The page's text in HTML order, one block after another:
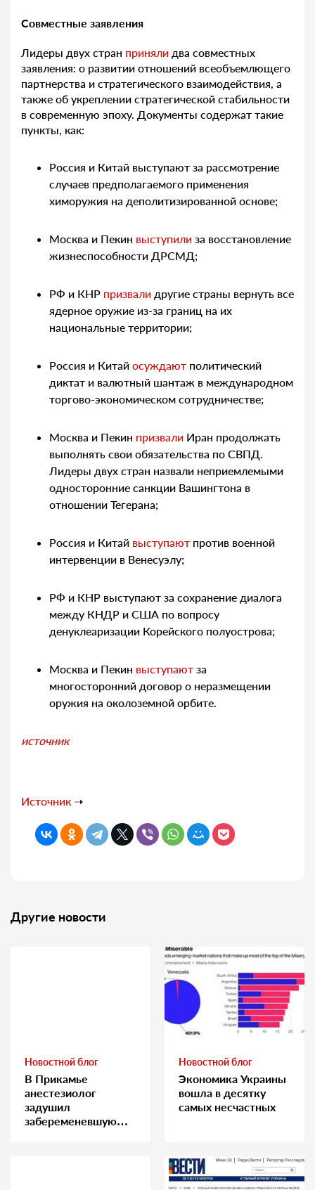
Совместные заявления
Лидеры двух стран приняли два совместных
заявления: о развитии отношений всеобъемлющего
партнерства и стратегического взаимодействия, а
также об укреплении стратегической стабильности
в современную эпоху. Документы содержат такие
пункты, как:
Россия и Китай выступают за рассмотрение
случаев предполагаемого применения
химоружия на деполитизированной основе;
Москва и Пекин выступили за восстановление
жизнеспособности ДРСМД;
РФ и КНР призвали другие страны вернуть все
ядерное оружие из-за границ на их
национальные территории;
Россия и Китай осуждают политический
диктат и валютный шантаж в международном
торгово-экономическом сотрудничестве;
Москва и Пекин призвали Иран продолжать
выполнять свои обязательства по СВПД.
Лидеры двух стран назвали неприемлемыми
односторонние санкции Вашингтона в
отношении Тегерана;
Россия и Китай выступают против военной
интервенции в Венесуэлу;
РФ и КНР выступают за сохранение диалога
между КНДР и США по вопросу
денуклеаризации Корейского полуострова;
Москва и Пекин выступают за
многосторонний договор о неразмещении
оружия на околоземной орбите.
источник
Источник ➝
Другие новости
Новостной блог
В Прикамье
анестезиолог
задушил
забеременевшую
Новостной блог
Экономика Украины
вошла в десятку
самых несчастных